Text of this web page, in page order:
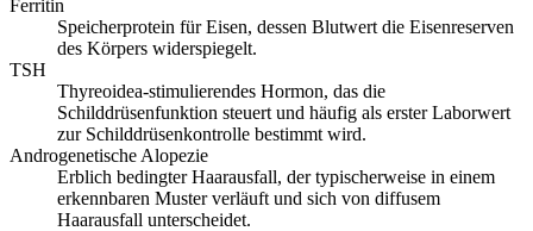
Ferritin
Speicherprotein für Eisen, dessen Blutwert die Eisenreserven
des Körpers widerspiegelt.
TSH
Thyreoidea-stimulierendes Hormon, das die
Schilddrüsenfunktion steuert und häufig als erster Laborwert
zur Schilddrüsenkontrolle bestimmt wird.
Androgenetische Alopezie
Erblich bedingter Haarausfall, der typischerweise in einem
erkennbaren Muster verläuft und sich von diffusem
Haarausfall unterscheidet.